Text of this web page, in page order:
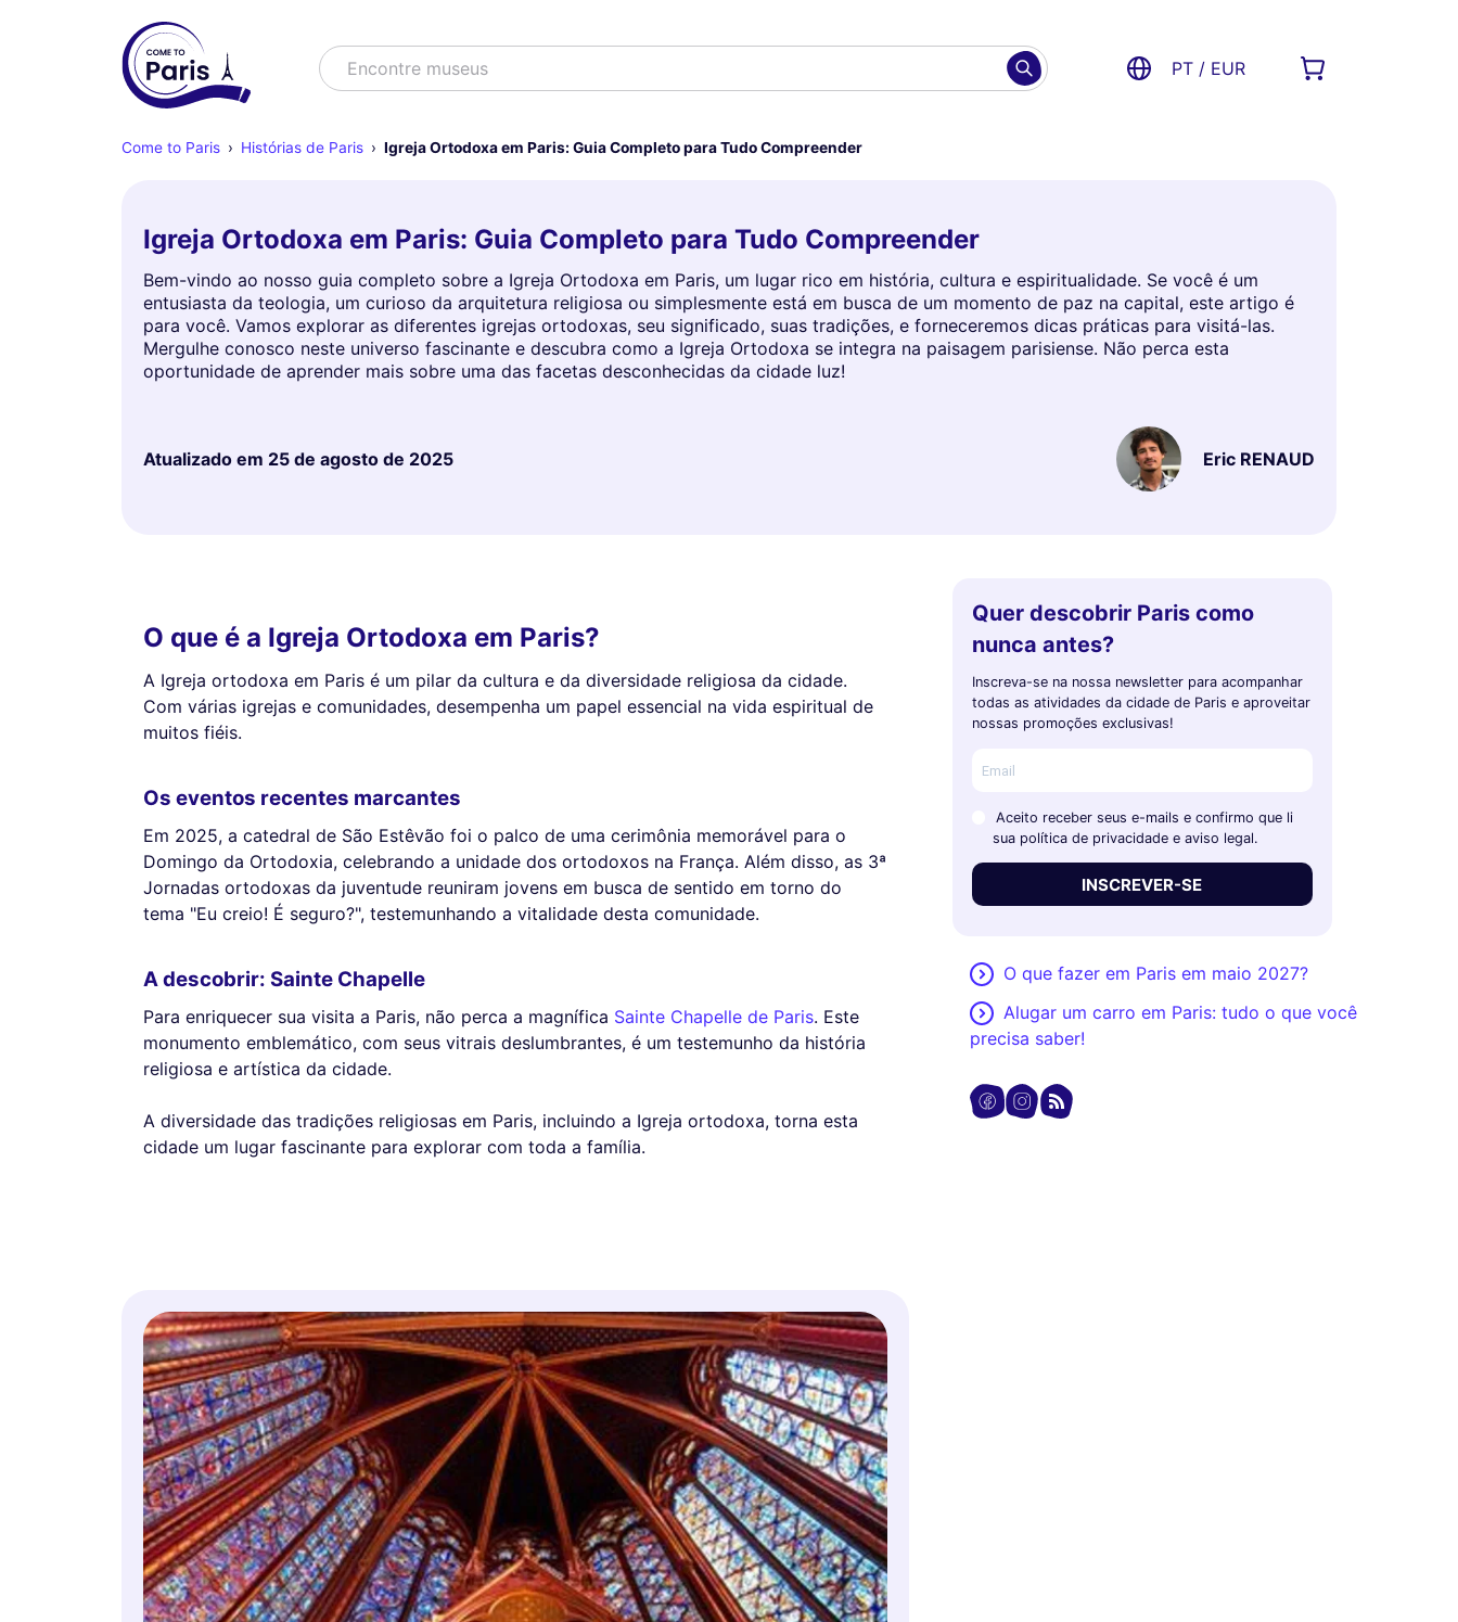
BuscarEncontre m PT / EUR
Come to Paris Histórias de Paris Igreja Ortodoxa em Paris: Guia Completo para Tudo Compreender
Igreja Ortodoxa em Paris: Guia Completo para Tudo Compreender
Bem-vindo ao nosso guia completo sobre a Igreja Ortodoxa em Paris, um lugar rico em história, cultura e espiritualidade. Se você é um
entusiasta da teologia, um curioso da arquitetura religiosa ou simplesmente está em busca de um momento de paz na capital, este artigo é
para você. Vamos explorar as diferentes igrejas ortodoxas, seu significado, suas tradições, e forneceremos dicas práticas para visitá-las.
Mergulhe conosco neste universo fascinante e descubra como a Igreja Ortodoxa se integra na paisagem parisiense. Não perca esta
oportunidade de aprender mais sobre uma das facetas desconhecidas da cidade luz!
Atualizado em 25 de agosto de 2025 Eric RENAUD
O que é a Igreja Ortodoxa em Paris?
A Igreja ortodoxa em Paris é um pilar da cultura e da diversidade religiosa da cidade.
Com várias igrejas e comunidades, desempenha um papel essencial na vida espiritual de
muitos fiéis.
Os eventos recentes marcantes
Em 2025, a catedral de São Estêvão foi o palco de uma cerimônia memorável para o
Domingo da Ortodoxia, celebrando a unidade dos ortodoxos na França. Além disso, as 3ª
Jornadas ortodoxas da juventude reuniram jovens em busca de sentido em torno do
tema "Eu creio! É seguro?", testemunhando a vitalidade desta comunidade.
A descobrir: Sainte Chapelle
Para enriquecer sua visita a Paris, não perca a magnífica Sainte Chapelle de Paris. Este
monumento emblemático, com seus vitrais deslumbrantes, é um testemunho da história
religiosa e artística da cidade.
A diversidade das tradições religiosas em Paris, incluindo a Igreja ortodoxa, torna esta
cidade um lugar fascinante para explorar com toda a família.
Quer descobrir Paris como
nunca antes?
Inscreva-se na nossa newsletter para acompanhar
todas as atividades da cidade de Paris e aproveitar
nossas promoções exclusivas!
Aceito receber seus e-mails e confirmo que li
sua política de privacidade e aviso legal.
INSCREVER-SE
O que fazer em Paris em maio 2027?
Alugar um carro em Paris: tudo o que você
precisa saber!